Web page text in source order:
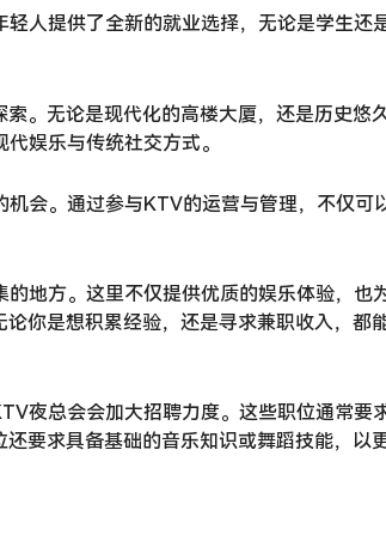
轻人提供了全新的就业选择，无论是学生还
。无论是现代化的高楼大厦，还是历史悠
娱乐与传统社交方式。
会。通过参与KTV的运营与管理，不仅可
地方。这里不仅提供优质的娱乐体验，也
你是想积累经验，还是寻求兼职收入，都
夜总会会加大招聘力度。这些职位通常要
要求具备基础的音乐知识或舞蹈技能，以